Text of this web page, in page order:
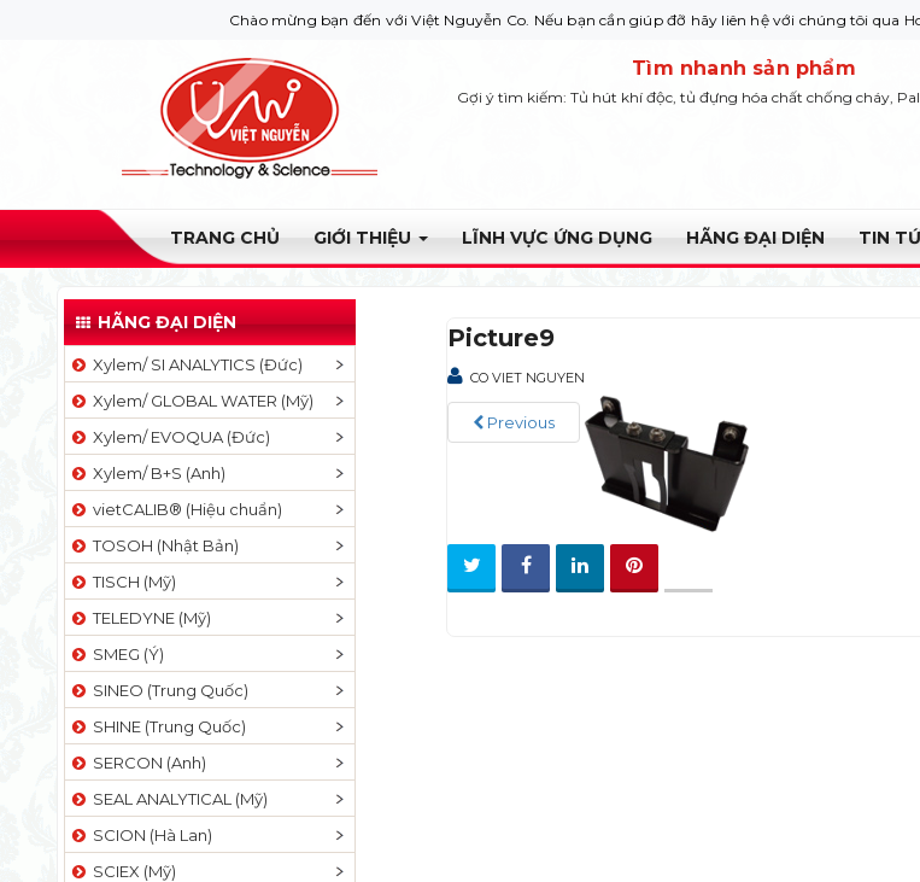
Chào mừng bạn đến với Việt Nguyễn Co. Nếu bạn cần giúp đỡ hãy liên hệ với chúng tôi qua Hotline:
Tìm nhanh sản phẩm
Gợi ý tìm kiếm: Tủ hút khí độc, tủ đựng hóa chất chống cháy,
TRANG CHỦ GIỚI THIỆU LĨNH VỰC ỨNG DỤNG HÃNG ĐẠI DIỆN TIN
Picture9
CO VIET NGUYEN
Previous
HÃNG ĐẠI DIỆN
Xylem/ SI ANALYTICS (Đức)
Xylem/ GLOBAL WATER (Mỹ)
Xylem/ EVOQUA (Đức)
Xylem/ B+S (Anh)
vietCALIB® (Hiệu chuẩn)
TOSOH (Nhật Bản)
TISCH (Mỹ)
TELEDYNE (Mỹ)
SMEG (Ý)
SINEO (Trung Quốc)
SHINE (Trung Quốc)
SERCON (Anh)
SEAL ANALYTICAL (Mỹ)
SCION (Hà Lan)
SCIEX (Mỹ)